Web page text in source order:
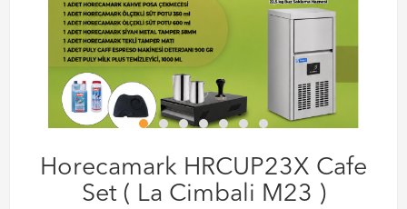
Horecamark HRCUP23X Cafe
Set ( La Cimbali M23 )